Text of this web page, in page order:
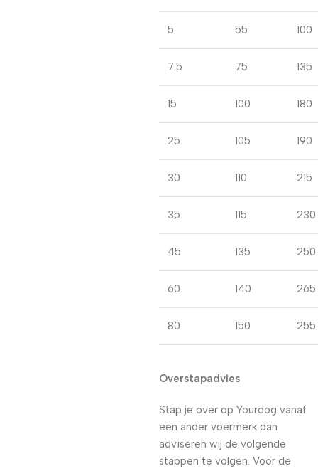
5 55 100
7.5 75 135
15 100 180
25 105 190
30 110 215
35 115 230
45 135 250
60 140 265
80 150 255
Overstapadvies
Stap je over op Yourdog vanaf
een ander voermerk dan
adviseren wij de volgende
stappen te volgen. Voor de